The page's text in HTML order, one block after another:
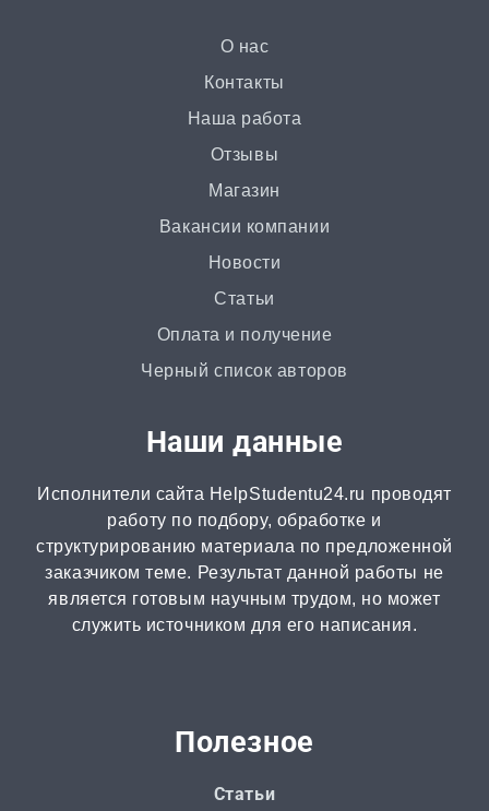
от 3 часов | от 500 ₽
Ответы на билеты
от 2 часов | от 500 ₽
от 3 часов | от 500 ₽
от 2 часов | от 300 ₽
Рецензия
от 2 часов | от 500 ₽
Монография
2 часа | от 1000 ₽
от 3 дней | от 5000 ₽
О нас
Контакты
Наша работа
Отзывы
Магазин
Вакансии компании
Новости
Статьи
Оплата и получение
Черный список авторов
Наши данные
Исполнители сайта HelpStudentu24.ru проводят
работу по подбору, обработке и
структурированию материала по предложенной
заказчиком теме. Результат данной работы не
является готовым научным трудом, но может
служить источником для его написания.
Полезное
Статьи